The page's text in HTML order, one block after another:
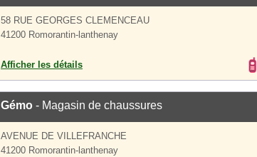
58 RUE GEORGES CLEMENCEAU
41200 Romorantin-lanthenay
Afficher les détails
Gémo - Magasin de chaussures
AVENUE DE VILLEFRANCHE
41200 Romorantin-lanthenay